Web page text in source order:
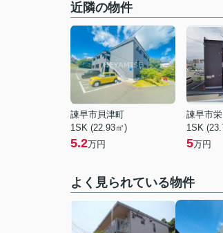
近隣の物件
諫早市貝津町
1SK (22.93㎡)
5.2万円
諫早市
1SK
5万円
よく見られている物件